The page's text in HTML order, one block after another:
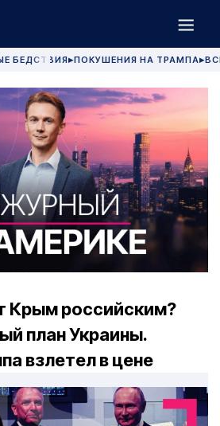
БЕДСТВИЯ▶ПОКУШЕНИЯ НА ТРАМПА▶
Крым российским?
план Украины.
взлетел в цене